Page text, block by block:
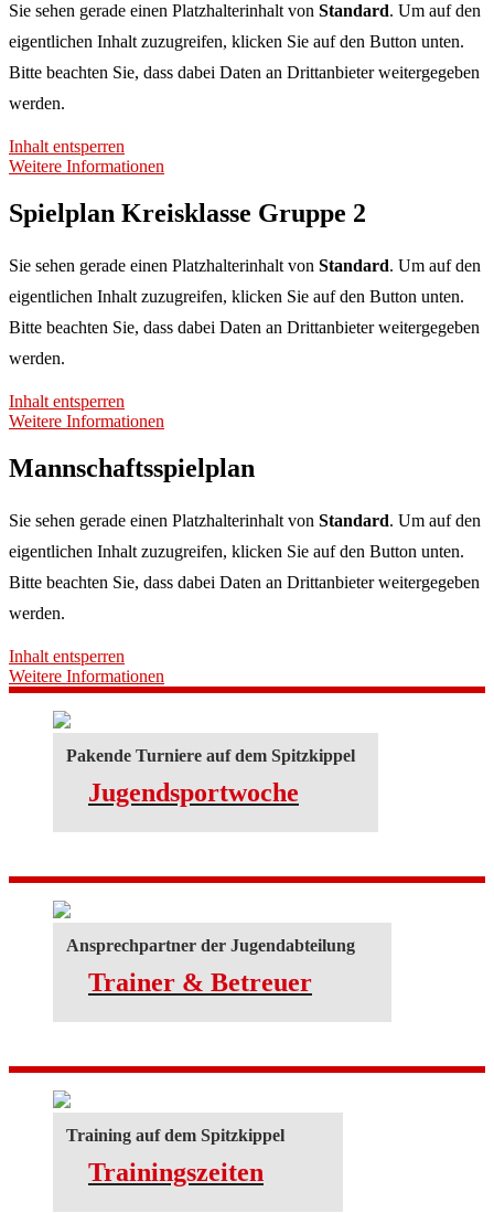
Sie sehen gerade einen Platzhalterinhalt von Standard. Um auf den
eigentlichen Inhalt zuzugreifen, klicken Sie auf den Button unten.
Bitte beachten Sie, dass dabei Daten an Drittanbieter weitergegeben
werden.
Inhalt entsperren
Weitere Informationen
Spielplan Kreisklasse Gruppe 2
Sie sehen gerade einen Platzhalterinhalt von Standard. Um auf den
eigentlichen Inhalt zuzugreifen, klicken Sie auf den Button unten.
Bitte beachten Sie, dass dabei Daten an Drittanbieter weitergegeben
werden.
Inhalt entsperren
Weitere Informationen
Mannschaftsspielplan
Sie sehen gerade einen Platzhalterinhalt von Standard. Um auf den
eigentlichen Inhalt zuzugreifen, klicken Sie auf den Button unten.
Bitte beachten Sie, dass dabei Daten an Drittanbieter weitergegeben
werden.
Inhalt entsperren
Weitere Informationen
Pakende Turniere auf dem Spitzkippel
Jugendsportwoche
Ansprechpartner der Jugendabteilung
Trainer & Betreuer
Training auf dem Spitzkippel
Trainingszeiten